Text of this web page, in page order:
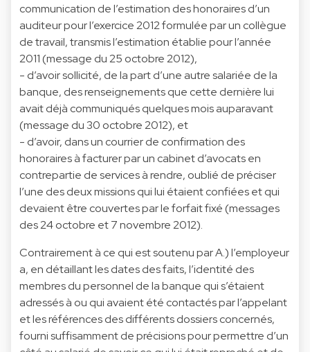
communication de l’estimation des honoraires d’un
auditeur pour l’exercice 2012 formulée par un collègue
de travail, transmis l’estimation établie pour l’année
2011 (message du 25 octobre 2012),
- d’avoir sollicité, de la part d’une autre salariée de la
banque, des renseignements que cette dernière lui
avait déjà communiqués quelques mois auparavant
(message du 30 octobre 2012), et
- d’avoir, dans un courrier de confirmation des
honoraires à facturer par un cabinet d’avocats en
contrepartie de services à rendre, oublié de préciser
l’une des deux missions qui lui étaient confiées et qui
devaient être couvertes par le forfait fixé (messages
des 24 octobre et 7 novembre 2012).
Contrairement à ce qui est soutenu par A.) l’employeur
a, en détaillant les dates des faits, l’identité des
membres du personnel de la banque qui s’étaient
adressés à ou qui avaient été contactés par l’appelant
et les références des différents dossiers concernés,
fourni suffisamment de précisions pour permettre d’un